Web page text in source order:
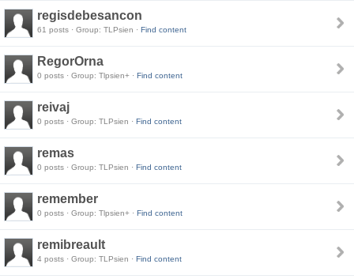
regisdebesancon
61 posts · Group: TLPsien · Find content
RegorOrna
0 posts · Group: Tlpsien+ · Find content
reivaj
0 posts · Group: TLPsien · Find content
remas
0 posts · Group: TLPsien · Find content
remember
0 posts · Group: Tlpsien+ · Find content
remibreault
4 posts · Group: TLPsien · Find content